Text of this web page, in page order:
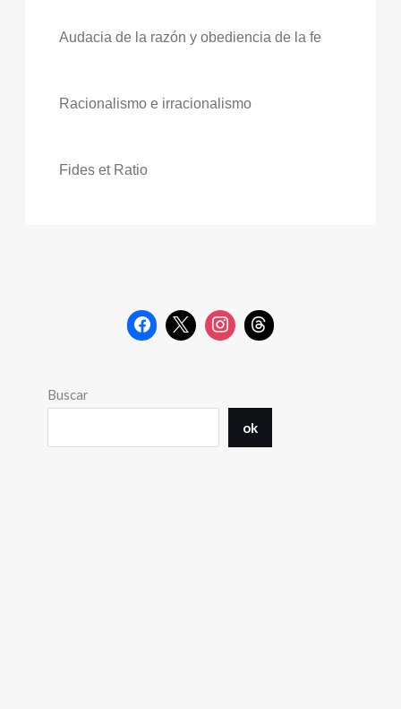
Audacia de la razón y obediencia de la fe
Racionalismo e irracionalismo
Fides et Ratio
Buscar
ok